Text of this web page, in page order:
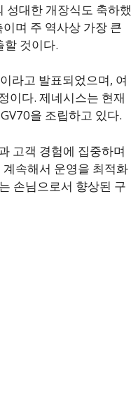
성대한 개장식도 축하했
며 주 역사상 가장 큰
할 것이다.
라고 발표되었으며, 여
이다. 제네시스는 현재
을 조립하고 있다.
고객 경험에 집중하며
속해서 운영을 최적화
손님으로서 향상된 구